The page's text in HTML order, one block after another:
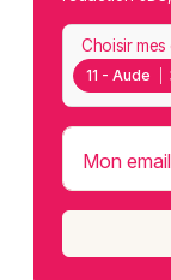
11 - Aude
Choisir
Mon email